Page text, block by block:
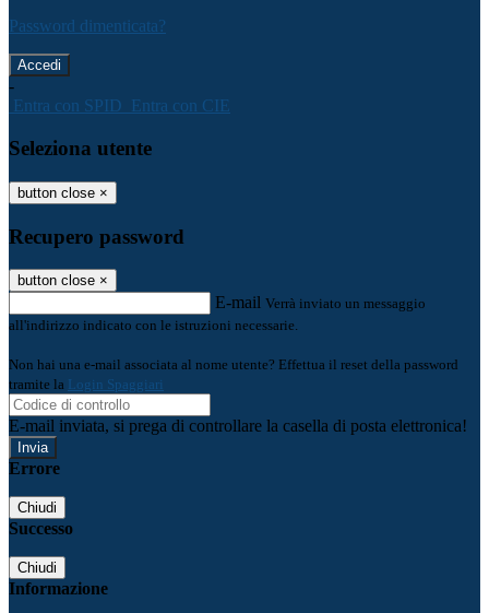
Password dimenticata?
-
Entra con SPID Entra con CIE
Seleziona utente
button close ×
Recupero password
button close ×
E-mail Verrà inviato un messaggio
all'indirizzo indicato con le istruzioni necessarie.
Non hai una e-mail associata al nome utente? Effettua il reset della password
tramite la Login Spaggiari
E-mail inviata, si prega di controllare la casella di posta elettronica!
Errore
Chiudi
Successo
Chiudi
Informazione